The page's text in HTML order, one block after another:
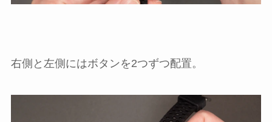
右側と左側にはボタンを2つずつ配置。